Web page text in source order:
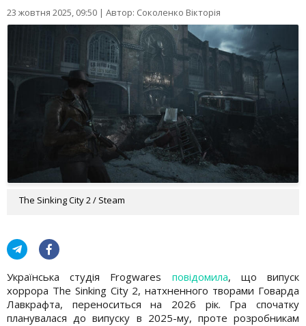
23 жовтня 2025, 09:50 | Автор: Соколенко Вікторія
The Sinking City 2 / Steam
Українська студія Frogwares повідомила, що випуск
хоррора The Sinking City 2, натхненного творами Говарда
Лавкрафта, переноситься на 2026 рік. Гра спочатку
планувалася до випуску в 2025-му, проте розробникам